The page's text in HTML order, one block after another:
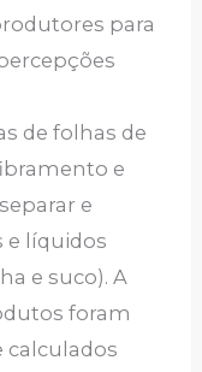
para
de folhas de
e
e
e líquidos
e suco). A
foram
calculados